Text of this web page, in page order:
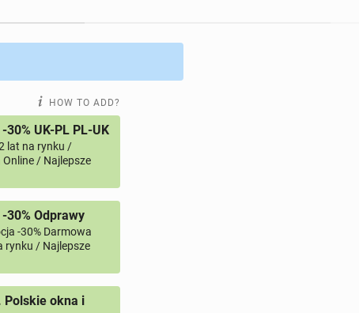
HOW TO ADD?
UK-PL PL-UK
lat na rynku /
/ Najlepsze
30% Odprawy
-30% Darmowa
rynku / Najlepsze
Polskie okna i